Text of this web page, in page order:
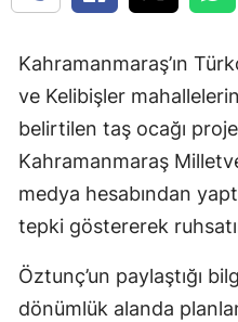
Kahramanmaraş’ın
ve Kelibişler
belirtilen taş ocağı
Kahramanmaraş
medya hesabından
tepki göstererek
Öztunç’un paylaştığı
dönümlük alanda